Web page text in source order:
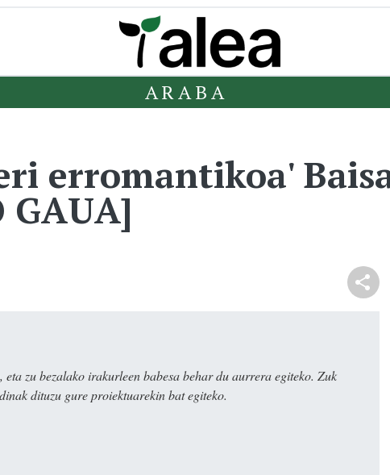
ARABA
erromantikoa'
GAUA]
zu bezalako irakurleen babesa behar du aurrera egiteko. Zuk
dituzu gure proiektuarekin bat egiteko.